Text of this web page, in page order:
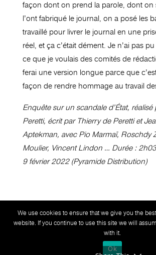
façon dont on prend la parole, dont on
l’ont fabriqué le journal, on a posé les
travaillé pour livrer le journal en une
réel, et ça c’était dément. Je n’ai pas
ce que je voulais des comités de
ferai une version longue parce que
façon de rendre hommage au travail
Enquête sur un scandale d’État,
Peretti, écrit par Thierry de Peretti et
Aptekman, avec Pio Marmaï, Roschdy
Moulier, Vincent Lindon … Durée :
9 février 2022 (Pyramide Distribution)
Mentions légales Politique de
© Copyright Frenchmania
We use cookies to ensure that we give you the
website. If you continue to use this site we will
with it.
Ok